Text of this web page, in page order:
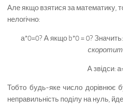
Але якщо взятися за математику,
нелогічно:
а*0=0? А якщо b*0 = 0?
А звідси:
Тобто будь-яке число дорівнює
неправильність поділу на нуль,